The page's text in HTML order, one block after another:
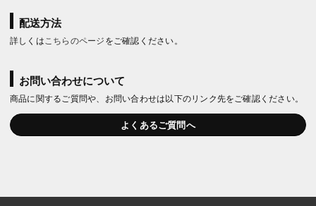
配送方法
詳しくは こちらのページをご確認ください。
お問い合わせについて
商品に関するご質問や、お問い合わせは以下のリンク先をご確認ください。
よくあるご質問へ